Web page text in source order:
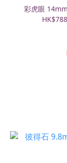
彩虎眼